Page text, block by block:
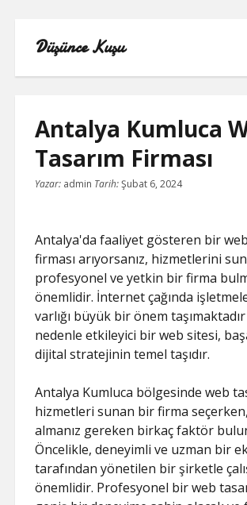
Düşünce Kuşu
LINKEDIN TAKIPÇI
BEDAVA
SAYFA LISTESI
TIKTOK IZLENME ARTTIRMA
YOUTUBE NASIL ABONE
Antalya Kumluca
Tasarım Firması
Yazar: admin Tarih:Şubat 6, 2024
Antalya'da faaliyet gösteren bir
firması arıyorsanız, hizmetlerini
profesyonel ve yetkin bir firma
önemlidir. İnternet çağında
varlığı büyük bir önem
nedenle etkileyici bir web sitesi,
dijital stratejinin temel taşıdır.
Antalya Kumluca bölgesinde web
hizmetleri sunan bir firma
almanız gereken birkaç faktör
Öncelikle, deneyimli ve uzman bir
tarafından yönetilen bir şirketle
önemlidir. Profesyonel bir web